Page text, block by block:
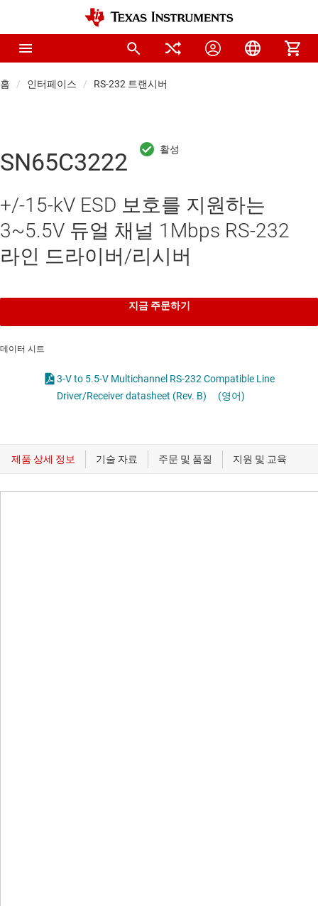
홈 인터페이스 RS-232 트랜시버
SN65C3222
+/-15-kV ESD 보호를 지원하는
3~5.5V 듀얼 채널 1Mbps RS-232
라인 드라이버/리시버
지금 주문하기
데이터 시트
3-V to 5.5-V Multichannel RS-232 Compatible Line
Driver/Receiver datasheet (Rev. B)
(영어)